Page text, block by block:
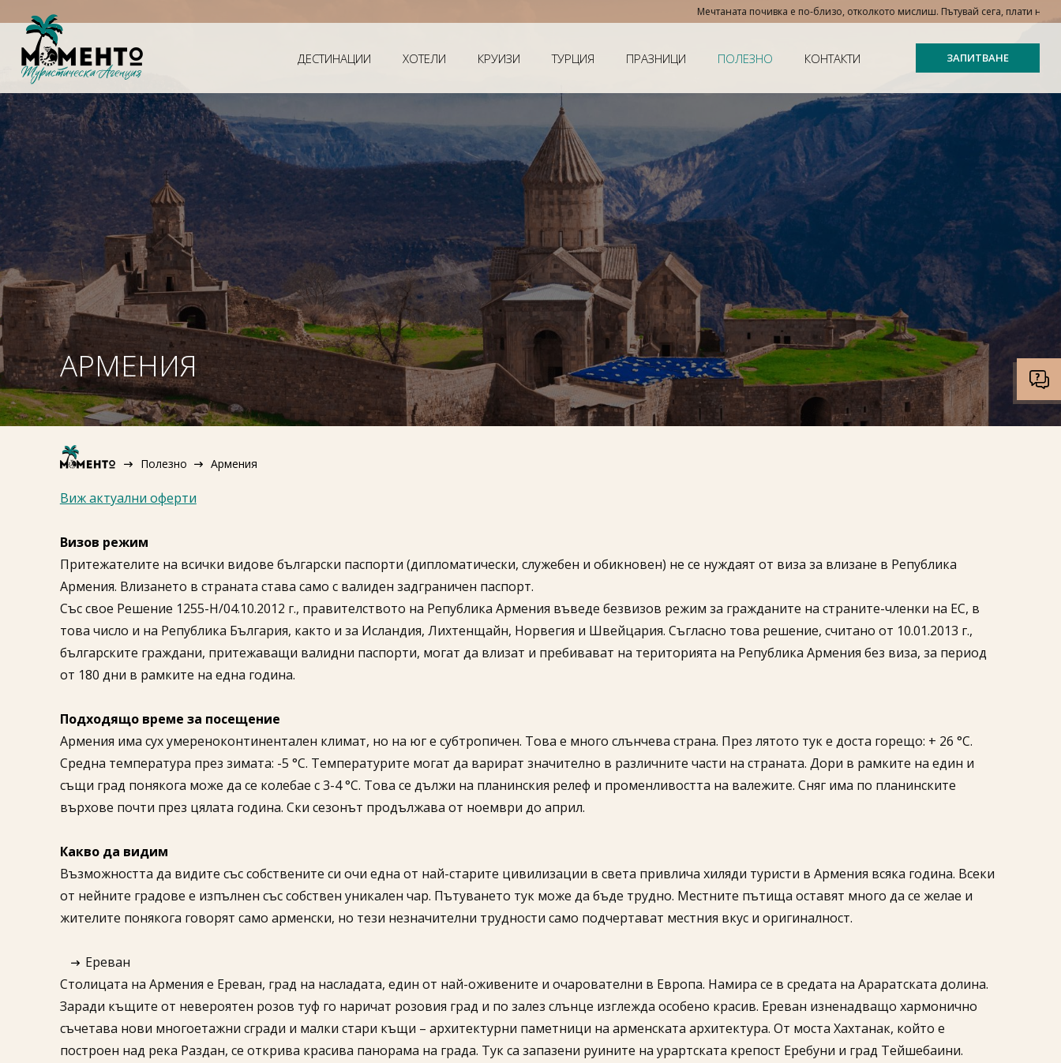
Мечтаната почивка е по-близо, отколкото мислиш. Пътувай сега, плати на вноски – с TBI
ДЕСТИНАЦИИ ХОТЕЛИ КРУИЗИ ТУРЦИЯ ПРАЗНИЦИ ПОЛЕЗНО КОНТАКТИ ЗАПИТВАНЕ
АРМЕНИЯ
Полезно Армения
Виж актуални оферти
Визов режим
Притежателите на всички видове български паспорти (дипломатически, служебен и обикновен) не се нуждаят от виза за влизане в Република
Армения. Влизането в страната става само с валиден задграничен паспорт.
Със свое Решение 1255-Н/04.10.2012 г., правителството на Република Армения въведе безвизов режим за гражданите на страните-членки на ЕС, в
това число и на Република България, както и за Исландия, Лихтенщайн, Норвегия и Швейцария. Съгласно това решение, считано от 10.01.2013 г.,
българските граждани, притежаващи валидни паспорти, могат да влизат и пребивават на територията на Република Армения без виза, за период
от 180 дни в рамките на една година.
Подходящо време за посещение
Армения има сух умереноконтинентален климат, но на юг е субтропичен. Това е много слънчева страна. През лятото тук е доста горещо: + 26 °C.
Средна температура през зимата: -5 °C. Температурите могат да варират значително в различните части на страната. Дори в рамките на един и
същи град понякога може да се колебае с 3-4 °C. Това се дължи на планинския релеф и променливостта на валежите. Сняг има по планинските
върхове почти през цялата година. Ски сезонът продължава от ноември до април.
Какво да видим
Възможността да видите със собствените си очи една от най-старите цивилизации в света привлича хиляди туристи в Армения всяка година. Всеки
от нейните градове е изпълнен със собствен уникален чар. Пътуването тук може да бъде трудно. Местните пътища оставят много да се желае и
жителите понякога говорят само арменски, но тези незначителни трудности само подчертават местния вкус и оригиналност.
Ереван
Столицата на Армения е Ереван, град на насладата, един от най-оживените и очарователни в Европа. Намира се в средата на Араратската долина.
Заради къщите от невероятен розов туф го наричат ​​розовия град и по залез слънце изглежда особено красив. Ереван изненадващо хармонично
съчетава нови многоетажни сгради и малки стари къщи – архитектурни паметници на арменската архитектура. От моста Хахтанак, който е
построен над река Раздан, се открива красива панорама на града. Тук са запазени руините на урартската крепост Еребуни и град Тейшебаини.